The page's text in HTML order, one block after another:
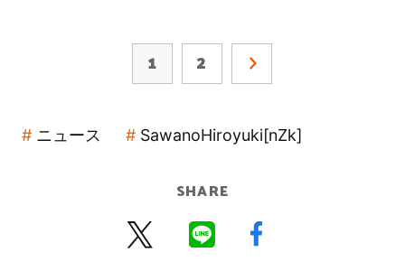
1 2
ニュース SawanoHiroyuki[nZk]
SHARE